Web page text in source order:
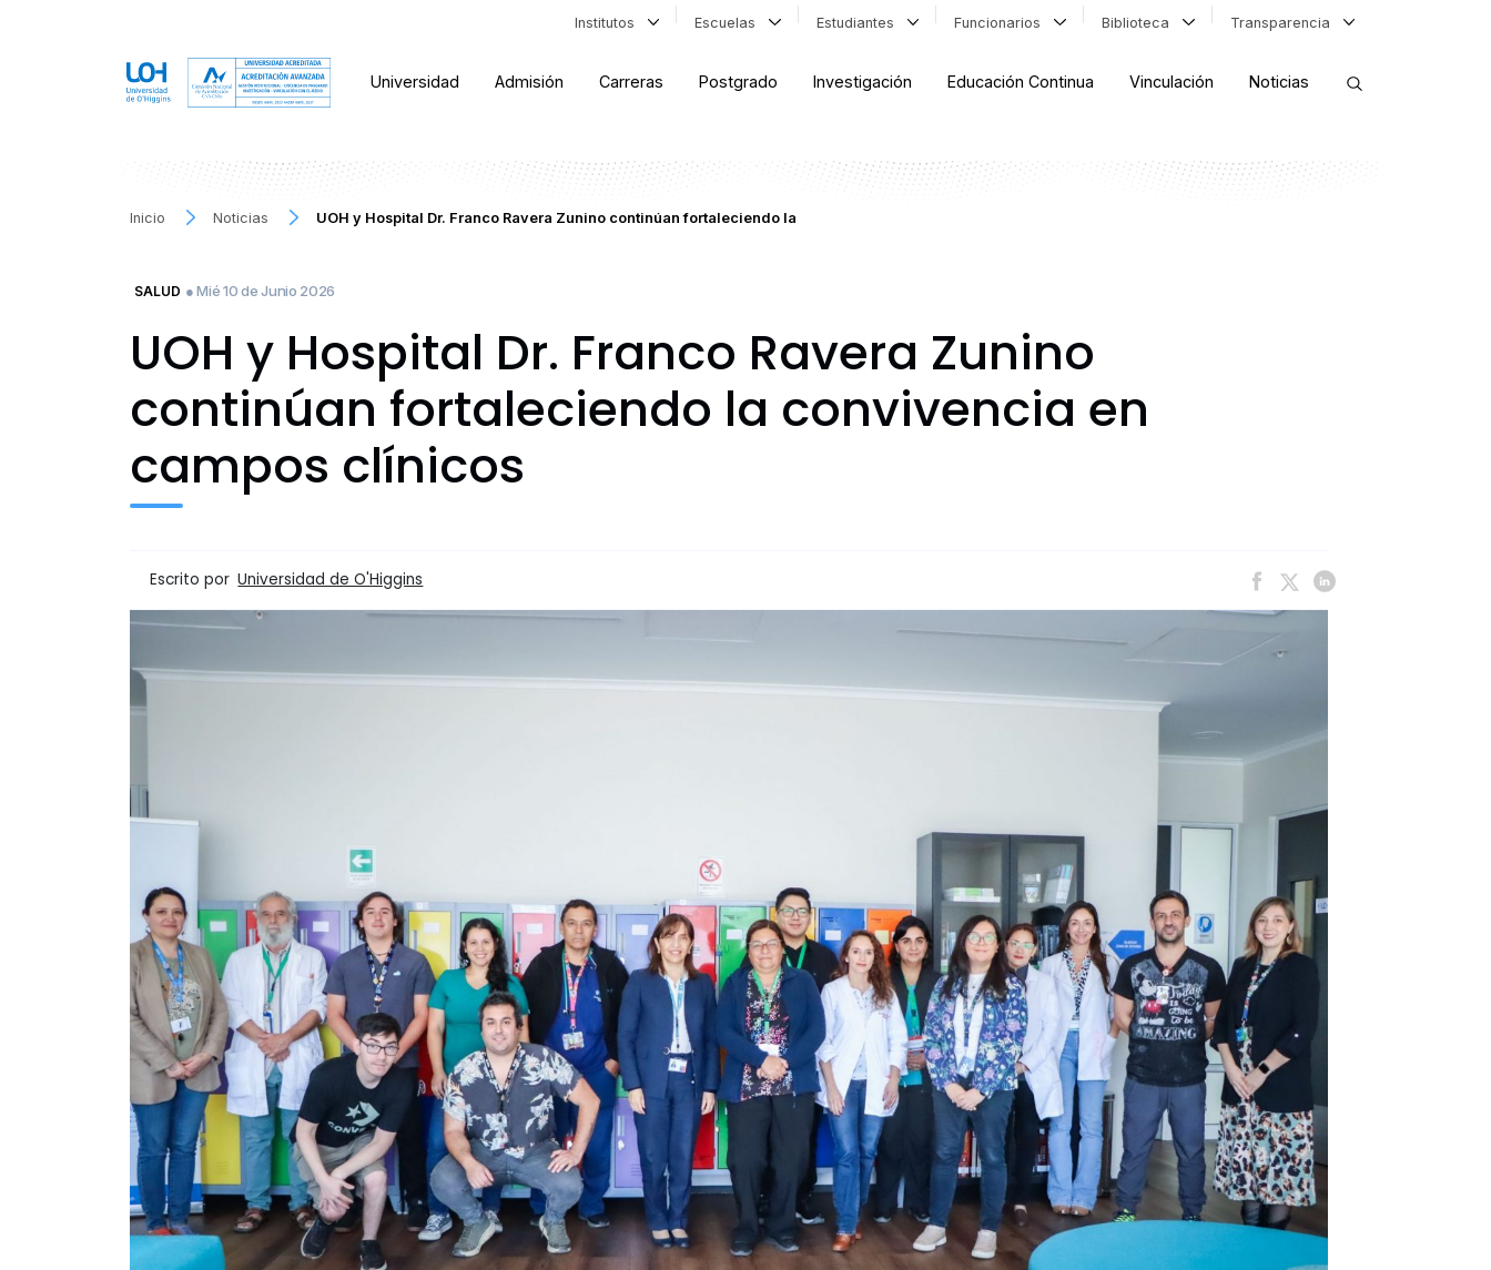
Institutos Escuelas Estudiantes Funcionarios Biblioteca Transparencia
Universidad Admisión Carreras Postgrado Investigación Educación Continua Vinculación Noticias
Inicio Noticias UOH y Hospital Dr. Franco Ravera Zunino continúan fortaleciendo la
SALUD ● Mié 10 de Junio 2026
UOH y Hospital Dr. Franco Ravera Zunino
continúan fortaleciendo la convivencia en
campos clínicos
Escrito por Universidad de O'Higgins